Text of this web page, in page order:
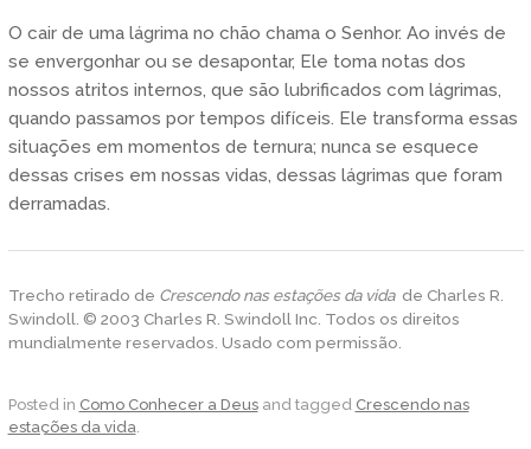
O cair de uma lágrima no chão chama o Senhor. Ao invés de
se envergonhar ou se desapontar, Ele toma notas dos
nossos atritos internos, que são lubrificados com lágrimas,
quando passamos por tempos difíceis. Ele transforma essas
situações em momentos de ternura; nunca se esquece
dessas crises em nossas vidas, dessas lágrimas que foram
derramadas.
Trecho retirado de Crescendo nas estações da vida de Charles R.
Swindoll. © 2003 Charles R. Swindoll Inc. Todos os direitos
mundialmente reservados. Usado com permissão.
Posted in Como Conhecer a Deusand tagged Crescendo nas
estações da vida.